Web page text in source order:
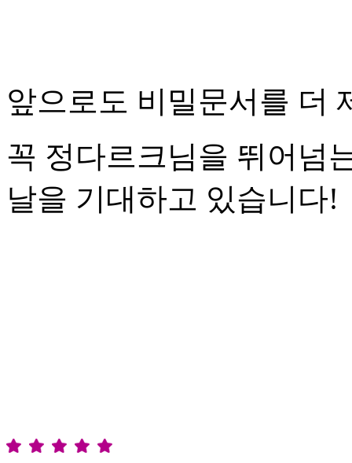
앞으로도 비밀문서를 더
꼭 정다르크님을 뛰어넘
날을 기대하고 있습니다!